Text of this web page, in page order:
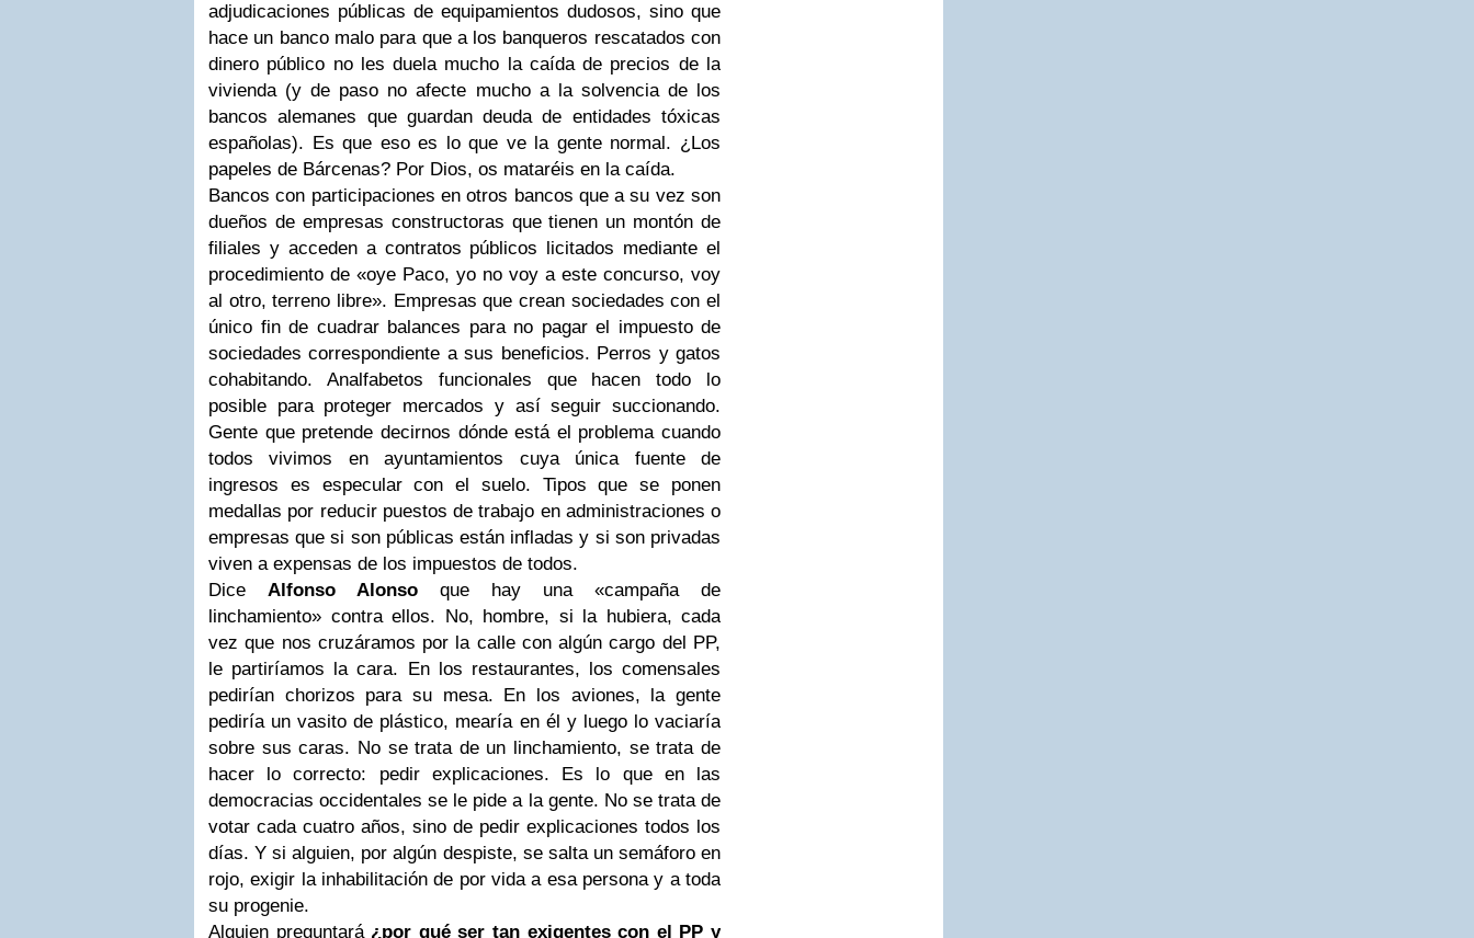
adjudicaciones públicas de equipamientos dudosos, sino que
hace un banco malo para que a los banqueros rescatados con
dinero público no les duela mucho la caída de precios de la
vivienda (y de paso no afecte mucho a la solvencia de los
bancos alemanes que guardan deuda de entidades tóxicas
españolas). Es que eso es lo que ve la gente normal. ¿Los
papeles de Bárcenas? Por Dios, os mataréis en la caída.
Bancos con participaciones en otros bancos que a su vez son
dueños de empresas constructoras que tienen un montón de
filiales y acceden a contratos públicos licitados mediante el
procedimiento de «oye Paco, yo no voy a este concurso, voy
al otro, terreno libre». Empresas que crean sociedades con el
único fin de cuadrar balances para no pagar el impuesto de
sociedades correspondiente a sus beneficios. Perros y gatos
cohabitando. Analfabetos funcionales que hacen todo lo
posible para proteger mercados y así seguir succionando.
Gente que pretende decirnos dónde está el problema cuando
todos vivimos en ayuntamientos cuya única fuente de
ingresos es especular con el suelo. Tipos que se ponen
medallas por reducir puestos de trabajo en administraciones o
empresas que si son públicas están infladas y si son privadas
viven a expensas de los impuestos de todos.
Dice Alfonso Alonso que hay una «campaña de
linchamiento» contra ellos. No, hombre, si la hubiera, cada
vez que nos cruzáramos por la calle con algún cargo del PP,
le partiríamos la cara. En los restaurantes, los comensales
pedirían chorizos para su mesa. En los aviones, la gente
pediría un vasito de plástico, mearía en él y luego lo vaciaría
sobre sus caras. No se trata de un linchamiento, se trata de
hacer lo correcto: pedir explicaciones. Es lo que en las
democracias occidentales se le pide a la gente. No se trata de
votar cada cuatro años, sino de pedir explicaciones todos los
días. Y si alguien, por algún despiste, se salta un semáforo en
rojo, exigir la inhabilitación de por vida a esa persona y a toda
su progenie.
Alguien preguntará ¿por qué ser tan exigentes con el PP y